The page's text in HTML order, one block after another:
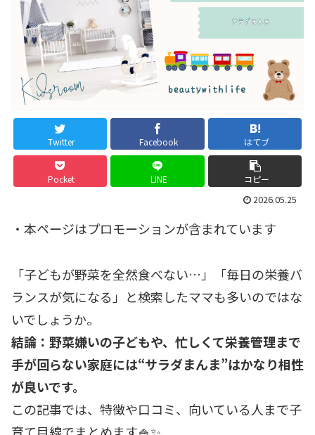
Twitter Facebook はてブ
Pocket LINE コピー
2026.05.25
・本ページはプロモーションが含まれています
「子どもが野菜を全然食べない…」「毎日の栄養バ
ランスが気になる」と検索したママも多いのではな
いでしょうか。
結論：野菜嫌いの子どもや、忙しくて栄養管理まで
手が回らない家庭には“サラダまんま”はかなり相性
が良いです。
この記事では、特徴や口コミ、向いている人まで子